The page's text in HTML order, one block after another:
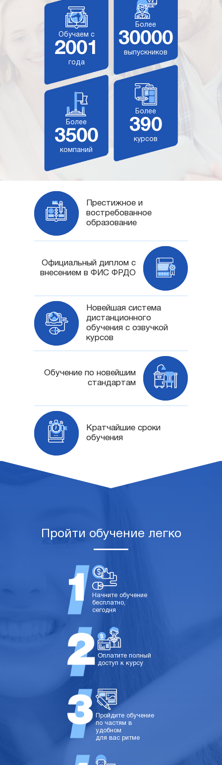
Обучаем с
2001
года
Более
30000
выпускников
Более
3500
компаний
Более
390
курсов
Престижное и
востребованное
образование
Официальный диплом с
внесением в ФИС ФРДО
Новейшая система
дистанционного
обучения с озвучкой
курсов
Обучение по новейшим
стандартам
Кратчайшие сроки
обучения
Пройти обучение легко
Начните обучение
бесплатно,
сегодня
Оплатите полный
доступ к курсу
Пройдите обучение
по частям в
удобном
для вас ритме